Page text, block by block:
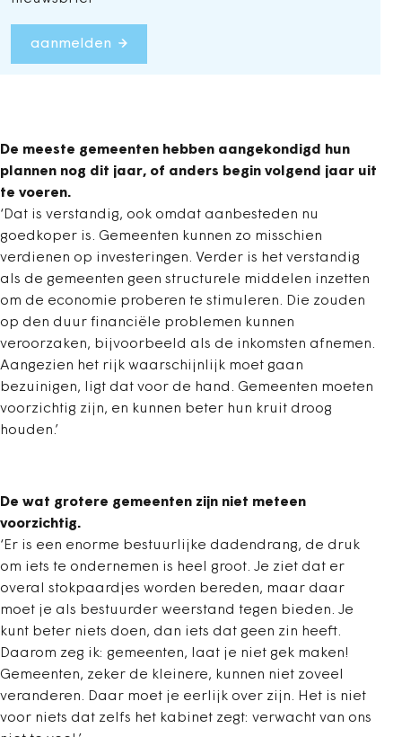
aanmelden
De meeste gemeenten hebben aangekondigd hun
plannen nog dit jaar, of anders begin volgend jaar uit
te voeren.
‘Dat is verstandig, ook omdat aanbesteden nu
goedkoper is. Gemeenten kunnen zo misschien
verdienen op investeringen. Verder is het verstandig
als de gemeenten geen structurele middelen inzetten
om de economie proberen te stimuleren. Die zouden
op den duur financiële problemen kunnen
veroorzaken, bijvoorbeeld als de inkomsten afnemen.
Aangezien het rijk waarschijnlijk moet gaan
bezuinigen, ligt dat voor de hand. Gemeenten moeten
voorzichtig zijn, en kunnen beter hun kruit droog
houden.’
De wat grotere gemeenten zijn niet meteen
voorzichtig.
‘Er is een enorme bestuurlijke dadendrang, de druk
om iets te ondernemen is heel groot. Je ziet dat er
overal stokpaardjes worden bereden, maar daar
moet je als bestuurder weerstand tegen bieden. Je
kunt beter niets doen, dan iets dat geen zin heeft.
Daarom zeg ik: gemeenten, laat je niet gek maken!
Gemeenten, zeker de kleinere, kunnen niet zoveel
veranderen. Daar moet je eerlijk over zijn. Het is niet
voor niets dat zelfs het kabinet zegt: verwacht van ons